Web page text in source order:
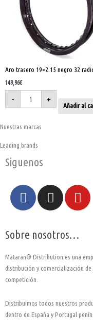
Aro trasero 19×2.15 negro 32
149,96€
- +
Añadir al
Nuestras marcas
Leading brands
Siguenos
F
a
e
b
o
o
k
f
I
n
t
a
g
r
Y
o
u
b
e
Sobre nosotros…
Mataran® Distribution es una
distribución y comercialización
competición.
Distribuimos todos nuestros
dentro de España y Portugal